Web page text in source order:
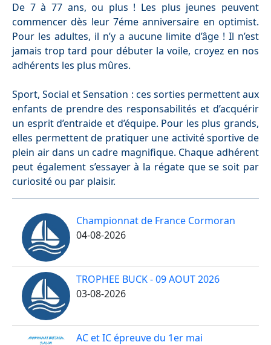
De 7 à 77 ans, ou plus ! Les plus jeunes peuvent
commencer dès leur 7éme anniversaire en optimist.
Pour les adultes, il n’y a aucune limite d’âge ! Il n’est
jamais trop tard pour débuter la voile, croyez en nos
adhérents les plus mûres.
Sport, Social et Sensation : ces sorties permettent aux
enfants de prendre des responsabilités et d’acquérir
un esprit d’entraide et d’équipe. Pour les plus grands,
elles permettent de pratiquer une activité sportive de
plein air dans un cadre magnifique. Chaque adhérent
peut également s’essayer à la régate que se soit par
curiosité ou par plaisir.
Championnat de France Cormoran
04-08-2026
TROPHEE BUCK - 09 AOUT 2026
03-08-2026
AC et IC épreuve du 1er mai